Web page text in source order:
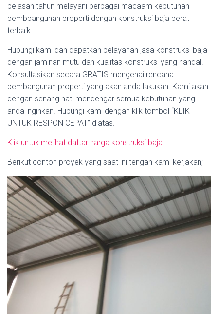
belasan tahun melayani berbagai macaam kebutuhan
pembbangunan properti dengan konstruksi baja berat
terbaik.
Hubungi kami dan dapatkan pelayanan jasa konstruksi baja
dengan jaminan mutu dan kualitas konstruksi yang handal.
Konsultasikan secara GRATIS mengenai rencana
pembangunan properti yang akan anda lakukan. Kami akan
dengan senang hati mendengar semua kebutuhan yang
anda inginkan. Hubungi kami dengan klik tombol “KLIK
UNTUK RESPON CEPAT” diatas.
Klik untuk melihat daftar harga konstruksi baja
Berikut contoh proyek yang saat ini tengah kami kerjakan;